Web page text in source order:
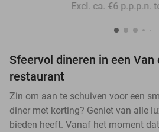
Excl. ca. €6 p.p.p.n.
Sfeervol dineren in een Van
restaurant
Zin om aan te schuiven voor een
diner met korting? Geniet van alle
bieden heeft. Vanaf het moment